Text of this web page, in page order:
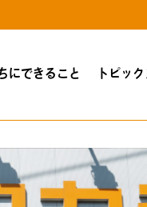
にできること トピック